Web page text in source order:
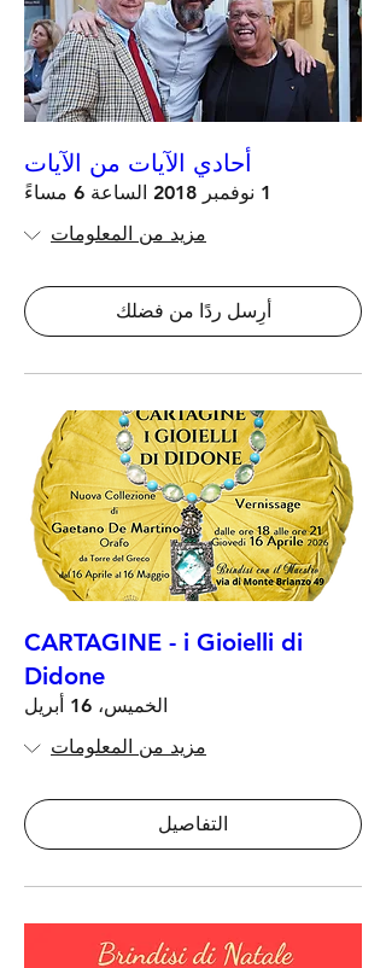
أحادي الآيات من الآيات
1 نوفمبر 2018 الساعة 6 مساءً
مزيد من المعلومات
أرِسل ردًا من فضلك
CARTAGINE - i Gioielli di
Didone
الخميس، 16 أبريل
مزيد من المعلومات
التفاصيل